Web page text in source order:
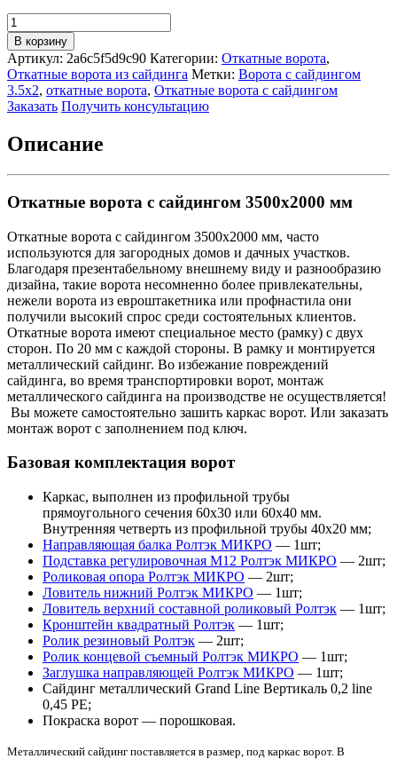
Количество
товара
Откатные
ворота
с
сайдингом
3500х2000
В корзину
Артикул: 2a6c5f5d9c90 Категории: Откатные ворота,
Откатные ворота из сайдинга Метки: Ворота с сайдингом
3.5х2, откатные ворота, Откатные ворота с сайдингом
Заказать Получить консультацию
Описание
Откатные ворота с сайдингом 3500х2000 мм
Откатные ворота с сайдингом 3500х2000 мм, часто
используются для загородных домов и дачных участков.
Благодаря презентабельному внешнему виду и разнообразию
дизайна, такие ворота несомненно более привлекательны,
нежели ворота из евроштакетника или профнастила они
получили высокий спрос среди состоятельных клиентов.
Откатные ворота имеют специальное место (рамку) с двух
сторон. По 20 мм с каждой стороны. В рамку и монтируется
металлический сайдинг. Во избежание повреждений
сайдинга, во время транспортировки ворот, монтаж
металлического сайдинга на производстве не осуществляется!
Вы можете самостоятельно зашить каркас ворот. Или заказать
монтаж ворот с заполнением под ключ.
Базовая комплектация ворот
Каркас, выполнен из профильной трубы
прямоугольного сечения 60х30 или 60х40 мм.
Внутренняя четверть из профильной трубы 40х20 мм;
Направляющая балка Ролтэк МИКРО — 1шт;
Подставка регулировочная М12 Ролтэк МИКРО — 2шт;
Роликовая опора Ролтэк МИКРО — 2шт;
Ловитель нижний Ролтэк МИКРО — 1шт;
Ловитель верхний составной роликовый Ролтэк — 1шт;
Кронштейн квадратный Ролтэк — 1шт;
Ролик резиновый Ролтэк — 2шт;
Ролик концевой съемный Ролтэк МИКРО — 1шт;
Заглушка направляющей Ролтэк МИКРО — 1шт;
Сайдинг металлический Grand Line Вертикаль 0,2 line
0,45 PE;
Покраска ворот — порошковая.
Металлический сайдинг поставляется в размер, под каркас ворот. В